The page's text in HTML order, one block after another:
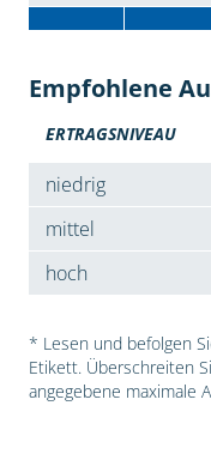
Empfohlene
ERTRAGSNIVEAU
niedrig
mittel
hoch
* Lesen und befolgen
Etikett. Überschreiten
angegebene maximale